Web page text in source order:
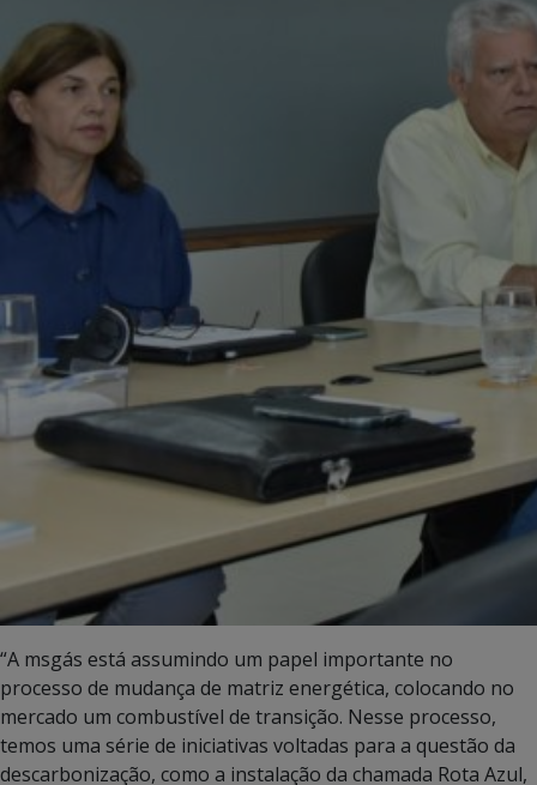
“A msgás está assumindo um papel importante no
processo de mudança de matriz energética, colocando no
mercado um combustível de transição. Nesse processo,
temos uma série de iniciativas voltadas para a questão da
descarbonização, como a instalação da chamada Rota Azul,